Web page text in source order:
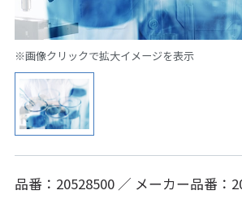
※画像クリックで拡大イメージを表示
品番：20528500 ／ メーカー品番：